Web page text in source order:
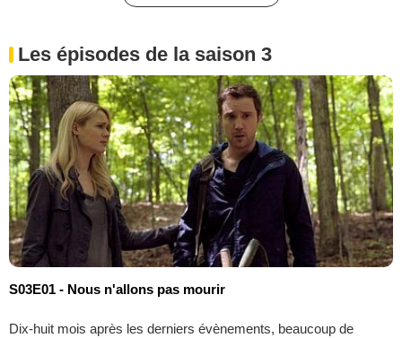
Les épisodes de la saison 3
S03E01 - Nous n'allons pas mourir
Dix-huit mois après les derniers évènements, beaucoup de